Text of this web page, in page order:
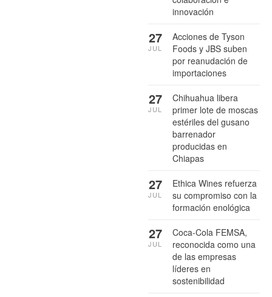
innovación
Acciones de Tyson
Foods y JBS suben
por reanudación de
importaciones
27
JUL
Chihuahua libera
primer lote de moscas
estériles del gusano
barrenador
producidas en
Chiapas
27
JUL
Ethica Wines refuerza
su compromiso con la
formación enológica
27
JUL
Coca-Cola FEMSA,
reconocida como una
de las empresas
líderes en
sostenibilidad
27
JUL